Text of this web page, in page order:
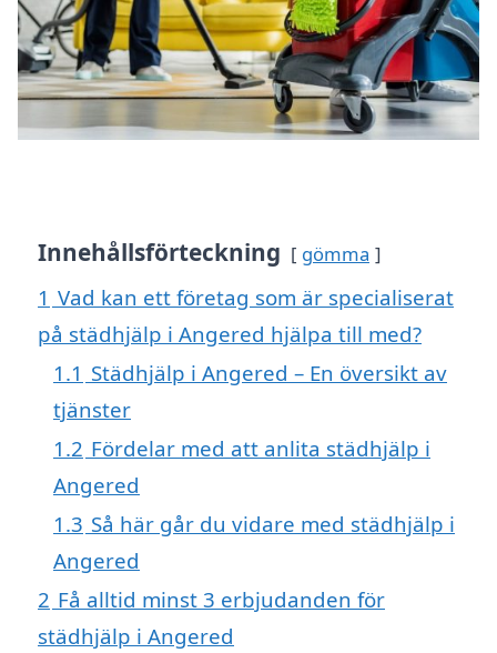
Innehållsförteckning gömma
1 Vad kan ett företag som är specialiserat
på städhjälp i Angered hjälpa till med?
1.1 Städhjälp i Angered – En översikt av
tjänster
1.2 Fördelar med att anlita städhjälp i
Angered
1.3 Så här går du vidare med städhjälp i
Angered
2 Få alltid minst 3 erbjudanden för
städhjälp i Angered